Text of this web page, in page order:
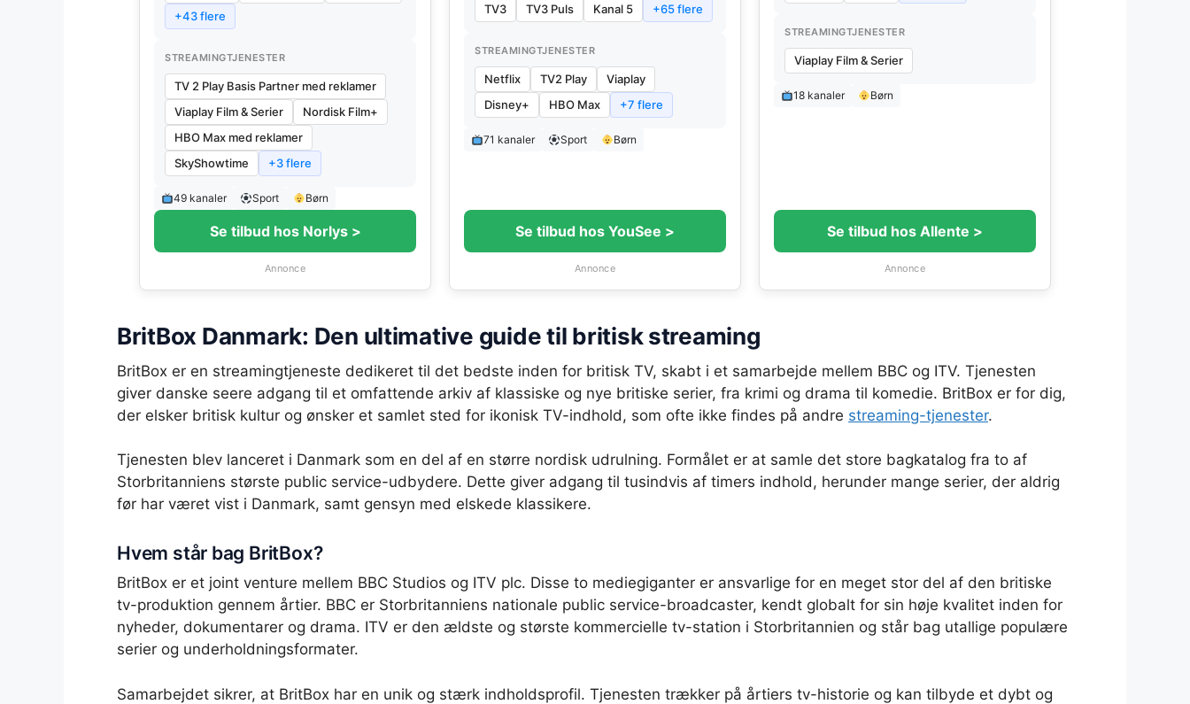
+43 flere
STREAMINGTJENESTER
TV 2 Play Basis Partner med reklamer
Viaplay Film & Serier
Nordisk Film+
HBO Max med reklamer
SkyShowtime
+3 flere
49 kanaler Sport Børn
Se tilbud hos Norlys >
Annonce
TV3
TV3 Puls Kanal 5 +65 flere
STREAMINGTJENESTER
Netflix TV2 Play
Viaplay
Disney+
HBO Max +7 flere
71 kanaler Sport Børn
Se tilbud hos YouSee >
Annonce
STREAMINGTJENESTER
Viaplay Film & Serier
18 kanaler Børn
Se tilbud hos Allente >
Annonce
BritBox Danmark: Den ultimative guide til britisk streaming
BritBox er en streamingtjeneste dedikeret til det bedste inden for britisk TV, skabt i et samarbejde mellem BBC og ITV. Tjenesten
giver danske seere adgang til et omfattende arkiv af klassiske og nye britiske serier, fra krimi og drama til komedie. BritBox er for dig,
der elsker britisk kultur og ønsker et samlet sted for ikonisk TV-indhold, som ofte ikke findes på andre streaming-tjenester.
Tjenesten blev lanceret i Danmark som en del af en større nordisk udrulning. Formålet er at samle det store bagkatalog fra to af
Storbritanniens største public service-udbydere. Dette giver adgang til tusindvis af timers indhold, herunder mange serier, der aldrig
før har været vist i Danmark, samt gensyn med elskede klassikere.
Hvem står bag BritBox?
BritBox er et joint venture mellem BBC Studios og ITV plc. Disse to mediegiganter er ansvarlige for en meget stor del af den britiske
tv-produktion gennem årtier. BBC er Storbritanniens nationale public service-broadcaster, kendt globalt for sin høje kvalitet inden for
nyheder, dokumentarer og drama. ITV er den ældste og største kommercielle tv-station i Storbritannien og står bag utallige populære
serier og underholdningsformater.
Samarbejdet sikrer, at BritBox har en unik og stærk indholdsprofil. Tjenesten trækker på årtiers tv-historie og kan tilbyde et dybt og